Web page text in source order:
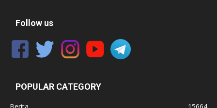
Follow us
POPULAR CATEGORY